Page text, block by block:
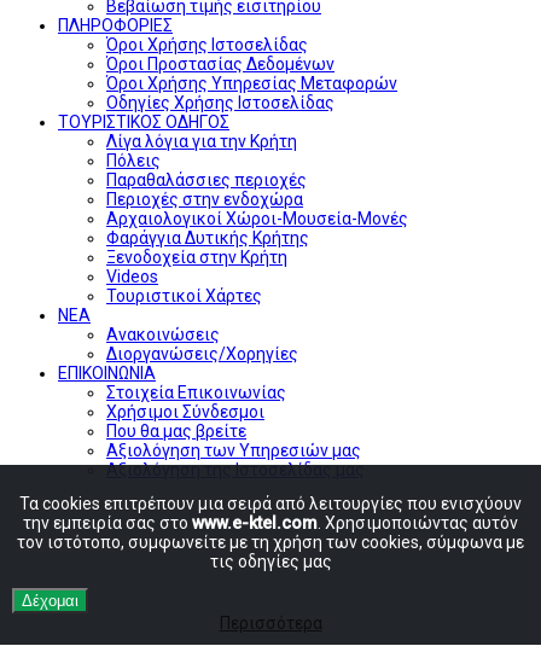
Βεβαίωση τιμής εισιτηρίου
ΠΛΗΡΟΦΟΡΙΕΣ
Όροι Χρήσης Ιστοσελίδας
Όροι Προστασίας Δεδομένων
Όροι Χρήσης Υπηρεσίας Μεταφορών
Οδηγίες Χρήσης Ιστοσελίδας
ΤΟΥΡΙΣΤΙΚΟΣ ΟΔΗΓΟΣ
Λίγα λόγια για την Κρήτη
Πόλεις
Παραθαλάσσιες περιοχές
Περιοχές στην ενδοχώρα
Αρχαιολογικοί Χώροι-Μουσεία-Μονές
Φαράγγια Δυτικής Κρήτης
Ξενοδοχεία στην Κρήτη
Videos
Τουριστικοί Χάρτες
ΝΕΑ
Ανακοινώσεις
Διοργανώσεις/Χορηγίες
ΕΠΙΚΟΙΝΩΝΙΑ
Στοιχεία Επικοινωνίας
Χρήσιμοι Σύνδεσμοι
Που θα μας βρείτε
Αξιολόγηση των Υπηρεσιών μας
Αξιολόγηση της Ιστοσελίδας μας
Τα cookies επιτρέπουν μια σειρά από λειτουργίες που ενισχύουν
την εμπειρία σας στο www.e-ktel.com . Χρησιμοποιώντας αυτόν
τον ιστότοπο, συμφωνείτε με τη χρήση των cookies, σύμφωνα με
τις οδηγίες μας
Δέχομαι
Περισσότερα